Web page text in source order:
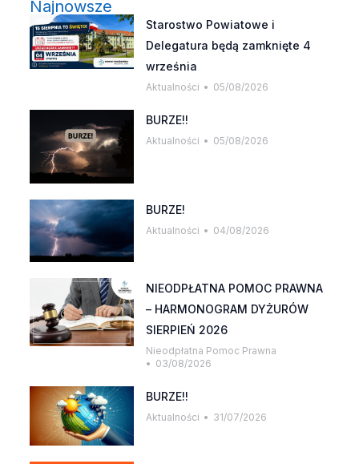
Najnowsze
Starostwo Powiatowe i
Delegatura będą zamknięte 4
września
Aktualności 05/08/2026
BURZE!!
Aktualności 05/08/2026
BURZE!
Aktualności 04/08/2026
NIEODPŁATNA POMOC PRAWNA
– HARMONOGRAM DYŻURÓW
SIERPIEŃ 2026
Nieodpłatna Pomoc Prawna
03/08/2026
BURZE!!
Aktualności 31/07/2026